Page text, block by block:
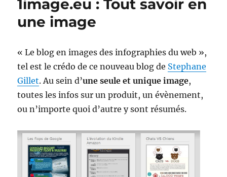
voisin
1image.eu : Tout savoir en
une image
« Le blog en images des infographies du web »,
tel est le crédo de ce nouveau blog de Stephane
Gillet. Au sein d’une seule et unique image,
toutes les infos sur un produit, un évènement,
ou n’importe quoi d’autre y sont résumés.